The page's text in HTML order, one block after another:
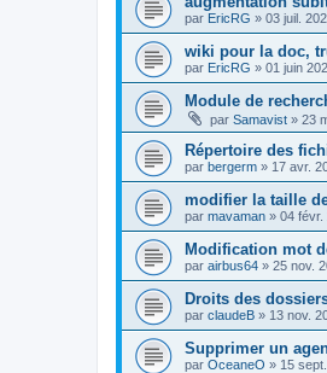
par EricRG » 03 juil.
wiki pour la doc,
par EricRG » 01 juin
Module de
par Samavist » 23
Répertoire des
par bergerm » 17 avr.
modifier la taille
par mavaman » 04 févr.
Modification mot
par airbus64 » 25 nov.
Droits des
par claudeB » 13 nov.
Supprimer un
par OceaneO » 15